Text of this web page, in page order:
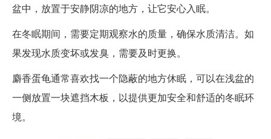
盆中，放置于安静阴凉的地方，让它安心入眠。
在冬眠期间，需要定期观察水的质量，确保水质清洁。如
果发现水质变坏或发臭，需要及时更换。
麝香蛋龟通常喜欢找一个隐蔽的地方休眠，可以在浅盆的
一侧放置一块遮挡木板，以提供更加安全和舒适的冬眠环
境。